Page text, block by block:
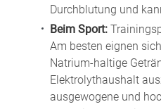
Durchblutung und
Beim Sport:
Am besten eignen
Natrium-haltige
Elektrolythaushalt
ausgewogene und